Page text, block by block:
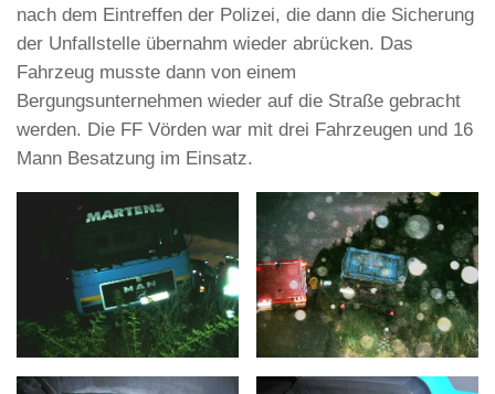
nach dem Eintreffen der Polizei, die dann die Sicherung
der Unfallstelle übernahm wieder abrücken. Das
Fahrzeug musste dann von einem
Bergungsunternehmen wieder auf die Straße gebracht
werden. Die FF Vörden war mit drei Fahrzeugen und 16
Mann Besatzung im Einsatz.